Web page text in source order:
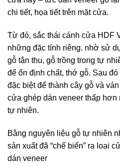
chi tiết, họa tiết trên mặt cửa.
Từ đó, sắc thái cánh cửa HDF
những đặc tính riêng. nhờ sử
gỗ tận thu, gỗ trồng trong tự
để ổn định chất, thớ gỗ. Sau
đặc biệt để thành cây gỗ và
cửa ghép dán veneer thấp
tự nhiên.
Bằng nguyên liệu gỗ tự nhiên
sản xuất đã “chế biến” ra loại
dán veneer